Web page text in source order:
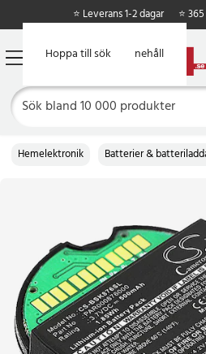
Hoppa till huvudinnehåll
Hoppa till sök
⭐ Leverans 1-2 dagar ⭐
Hemelektronik Batterier &